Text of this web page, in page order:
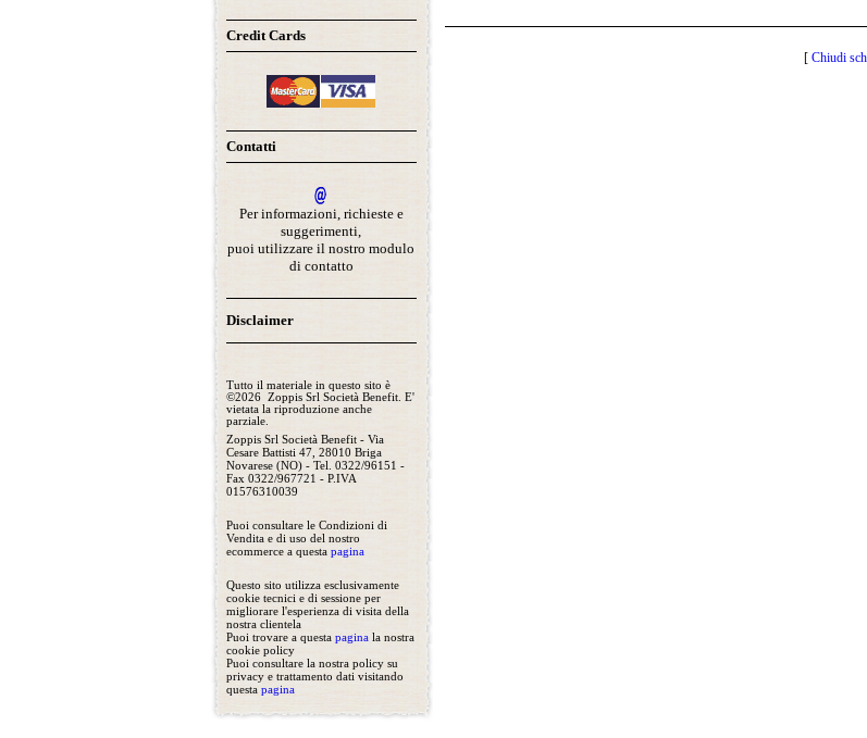
Credit Cards
Contatti
Per informazioni, richieste e
suggerimenti,
puoi utilizzare il nostro modulo
di contatto
Disclaimer
Tutto il materiale in questo sito è
©2026 Zoppis Srl Società Benefit. E'
vietata la riproduzione anche
parziale.
Zoppis Srl Società Benefit - Via
Cesare Battisti 47, 28010 Briga
Novarese (NO) - Tel. 0322/96151 -
Fax 0322/967721 - P.IVA
01576310039
Puoi consultare le Condizioni di
Vendita e di uso del nostro
ecommerce a questa pagina
Questo sito utilizza esclusivamente
cookie tecnici e di sessione per
migliorare l'esperienza di visita della
nostra clientela
Puoi trovare a questa paginala nostra
cookie policy
Puoi consultare la nostra policy su
privacy e trattamento dati visitando
questa pagina
[ Chiudi